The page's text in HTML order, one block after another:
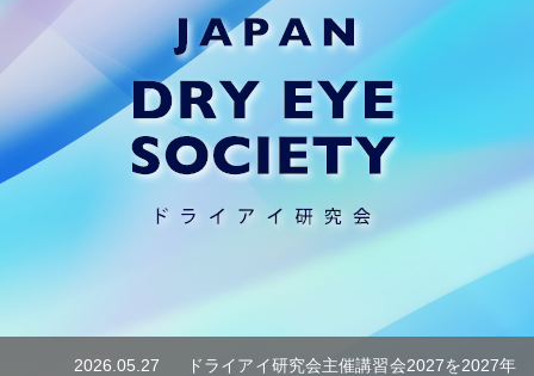
2026.05.27
ドライアイ研究会主催講習会2027を2027年